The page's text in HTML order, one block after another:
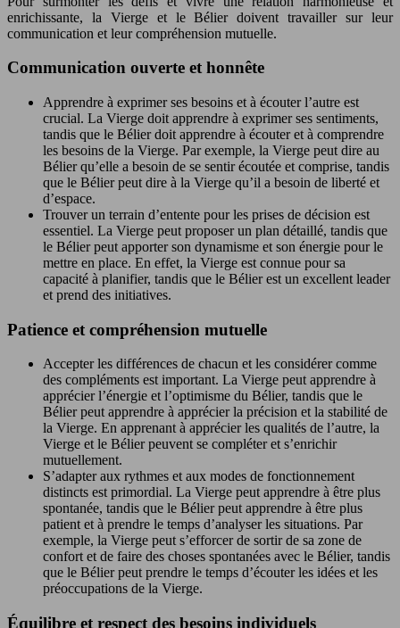
enrichissante, la Vierge et le Bélier doivent travailler sur leur
communication et leur compréhension mutuelle.
Communication ouverte et honnête
Apprendre à exprimer ses besoins et à écouter l’autre est
crucial. La Vierge doit apprendre à exprimer ses sentiments,
tandis que le Bélier doit apprendre à écouter et à comprendre
les besoins de la Vierge. Par exemple, la Vierge peut dire au
Bélier qu’elle a besoin de se sentir écoutée et comprise, tandis
que le Bélier peut dire à la Vierge qu’il a besoin de liberté et
d’espace.
Trouver un terrain d’entente pour les prises de décision est
essentiel. La Vierge peut proposer un plan détaillé, tandis que
le Bélier peut apporter son dynamisme et son énergie pour le
mettre en place. En effet, la Vierge est connue pour sa
capacité à planifier, tandis que le Bélier est un excellent leader
et prend des initiatives.
Patience et compréhension mutuelle
Accepter les différences de chacun et les considérer comme
des compléments est important. La Vierge peut apprendre à
apprécier l’énergie et l’optimisme du Bélier, tandis que le
Bélier peut apprendre à apprécier la précision et la stabilité de
la Vierge. En apprenant à apprécier les qualités de l’autre, la
Vierge et le Bélier peuvent se compléter et s’enrichir
mutuellement.
S’adapter aux rythmes et aux modes de fonctionnement
distincts est primordial. La Vierge peut apprendre à être plus
spontanée, tandis que le Bélier peut apprendre à être plus
patient et à prendre le temps d’analyser les situations. Par
exemple, la Vierge peut s’efforcer de sortir de sa zone de
confort et de faire des choses spontanées avec le Bélier, tandis
que le Bélier peut prendre le temps d’écouter les idées et les
préoccupations de la Vierge.
Équilibre et respect des besoins individuels